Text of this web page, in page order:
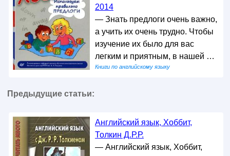
2014
— Знать предлоги очень важно,
а учить их очень трудно. Чтобы
изучение их было для вас
легким и приятным, в нашей …
Книги по английскому языку
Предыдущие статьи:
Английский язык, Хоббит,
Толкин Д.Р.Р.
— Английский язык, Хоббит,